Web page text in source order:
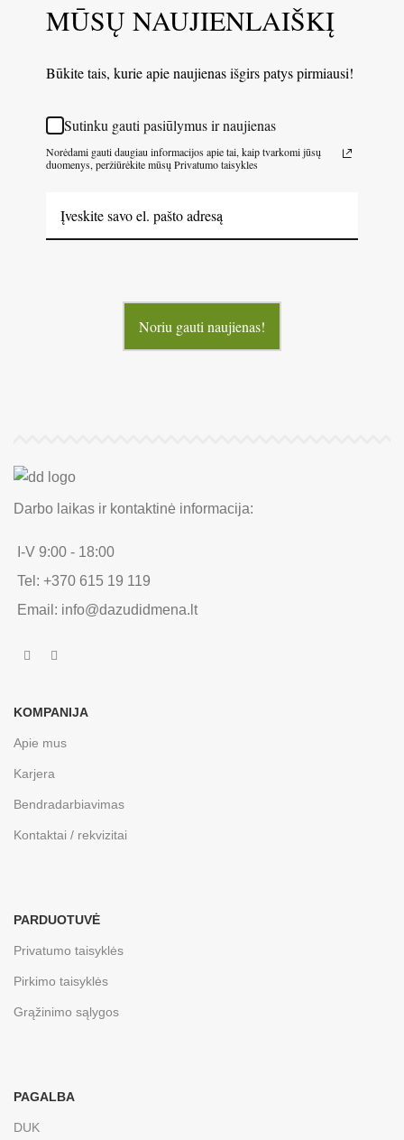
MŪSŲ NAUJIENLAIŠKĮ
Būkite tais, kurie apie naujienas išgirs patys pirmiausi!
Sutinku gauti pasiūlymus ir naujienas
Norėdami gauti daugiau informacijos apie tai, kaip tvarkomi jūsų
duomenys, peržiūrėkite mūsų Privatumo taisykles
Noriu gauti naujienas!
Darbo laikas ir kontaktinė informacija:
I-V 9:00 - 18:00
Tel: +370 615 19 119
Email: info@dazudidmena.lt
KOMPANIJA
Apie mus
Karjera
Bendradarbiavimas
Kontaktai / rekvizitai
PARDUOTUVĖ
Privatumo taisyklės
Pirkimo taisyklės
Grąžinimo sąlygos
PAGALBA
DUK